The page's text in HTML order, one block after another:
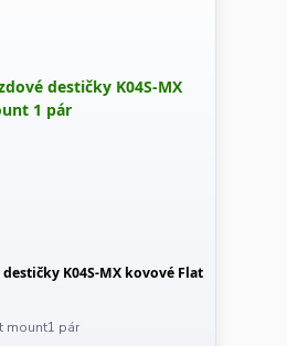
K04S-MX kovové Flat
mount1 pár